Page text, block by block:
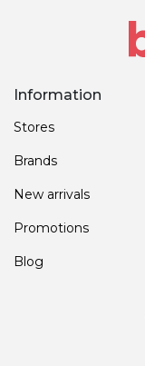
Information
Stores
Brands
New arrivals
Promotions
Blog